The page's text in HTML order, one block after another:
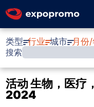
类型 行业 城市 月份
搜索
活动 生物，医疗
2024